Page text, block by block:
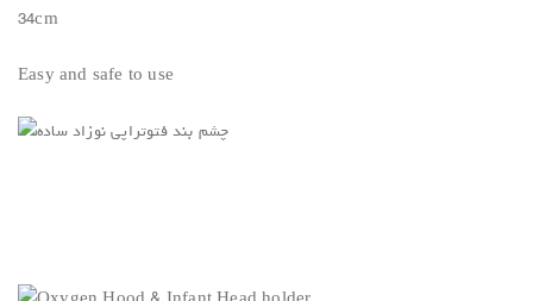
34cm
Easy and safe to use